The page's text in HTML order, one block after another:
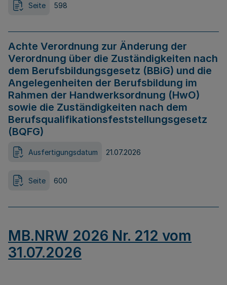
Seite 598
Achte Verordnung zur Änderung der
Verordnung über die Zuständigkeiten nach
dem Berufsbildungsgesetz (BBiG) und die
Angelegenheiten der Berufsbildung im
Rahmen der Handwerksordnung (HwO)
sowie die Zuständigkeiten nach dem
Berufsqualifikationsfeststellungsgesetz
(BQFG)
Ausfertigungsdatum 21.07.2026
Seite 600
MB.NRW 2026 Nr. 212 vom
31.07.2026